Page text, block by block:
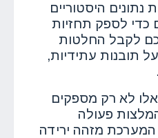
היסטוריים
כדי לספק תחזיות
לקבל החלטות
תובנות עתידיות,
לא רק מספקים
פעולה
מזהה ירידה